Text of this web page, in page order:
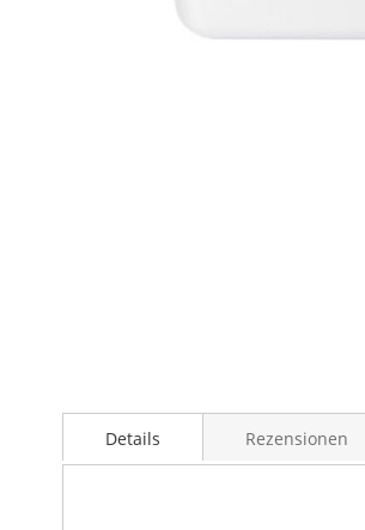
Details Rezensionen